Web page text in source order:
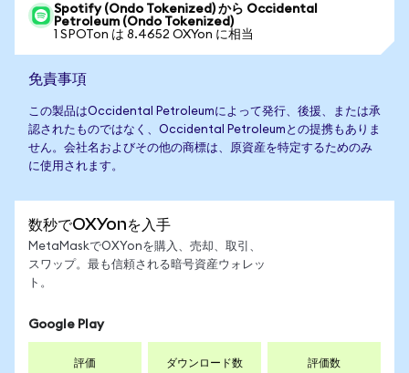
Spotify (Ondo Tokenized) から Occidental
Petroleum (Ondo Tokenized)
1 SPOTon は 8.4652 OXYon に相当
免責事項
この製品はOccidental Petroleumによって発行、後援、または承
認されたものではなく、Occidental Petroleumとの提携もありま
せん。会社名およびその他の商標は、原資産を特定するためのみ
に使用されます。
数秒でOXYonを入手
MetaMaskでOXYonを購入、売却、取引、
スワップ。最も信頼される暗号資産ウォレッ
ト。
Google Play
評価 ダウンロード数 評価数